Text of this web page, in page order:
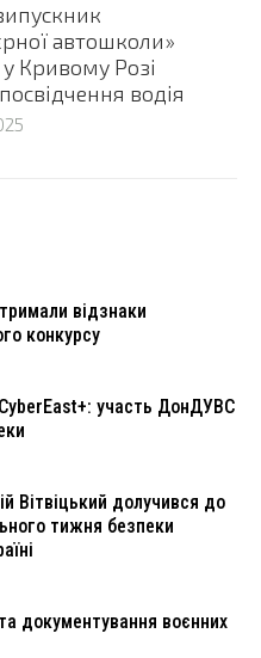
автошколи»
Кривому Розі
водія
відзнаки
конкурсу
участь ДонДУВС
Вітвіцький долучився до
тижня безпеки
документування воєнних